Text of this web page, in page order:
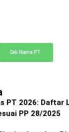
Cek Nama PT
PT 2026: Daftar
PP 28/2025